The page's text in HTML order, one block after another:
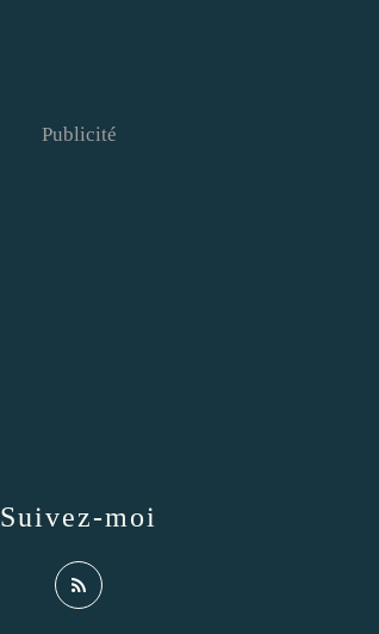
Suivez-moi
Publicité